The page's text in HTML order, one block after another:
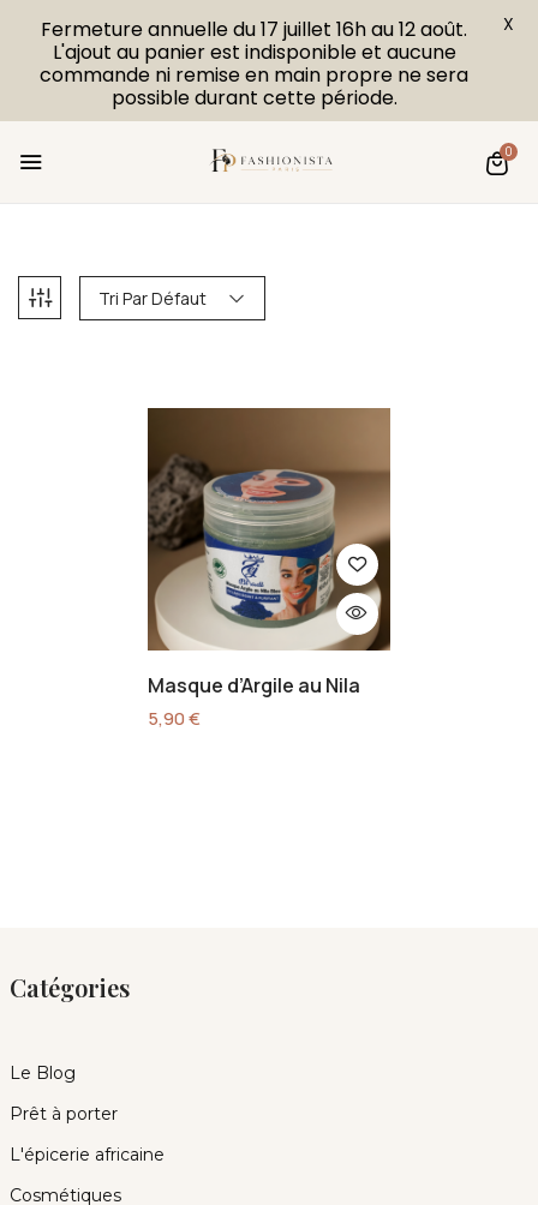
0
Tri Par Défaut
Masque d’Argile au Nila
5,90€
Catégories
Le Blog
Prêt à porter
L'épicerie africaine
Cosmétiques
Fermeture annuelle du 17 juillet 16h au 12 août.
L'ajout au panier est indisponible et aucune
commande ni remise en main propre ne sera
possible durant cette période.
X